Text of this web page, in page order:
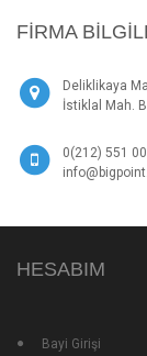
FIRMA
Deliklikaya
İstiklal Mah.
0(212) 551
HESABIM
Bayi Girişi